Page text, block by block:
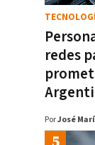
redes
PorJosé